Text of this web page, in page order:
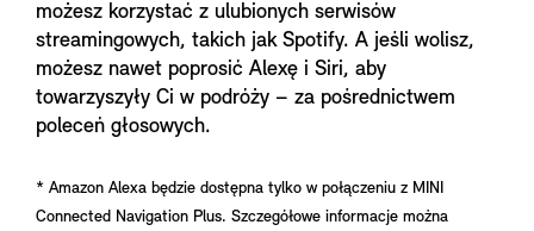
możesz korzystać z ulubionych serwisów
streamingowych, takich jak Spotify. A jeśli wolisz,
możesz nawet poprosić Alexę i Siri, aby
towarzyszyły Ci w podróży – za pośrednictwem
poleceń głosowych.
* Amazon Alexa będzie dostępna tylko w połączeniu z MINI
Connected Navigation Plus. Szczegółowe informacje można